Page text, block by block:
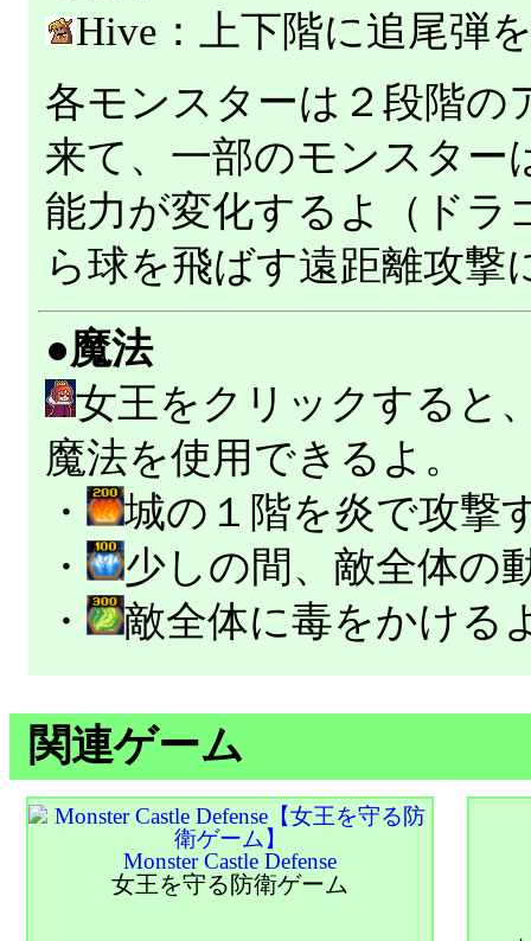
Hive：上下階に追尾弾
各モンスターは２段階の
来て、一部のモンスター
能力が変化するよ（ドラ
ら球を飛ばす遠距離攻撃
●魔法
女王をクリックすると
魔法を使用できるよ。
・
城の１階を炎で攻撃
・
少しの間、敵全体の
・
敵全体に毒をかける
関連ゲーム
Monster Castle Defense
女王を守る防衛ゲーム